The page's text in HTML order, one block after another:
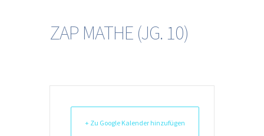
ZAP MATHE (JG. 10)
+ Zu Google Kalender hinzufügen